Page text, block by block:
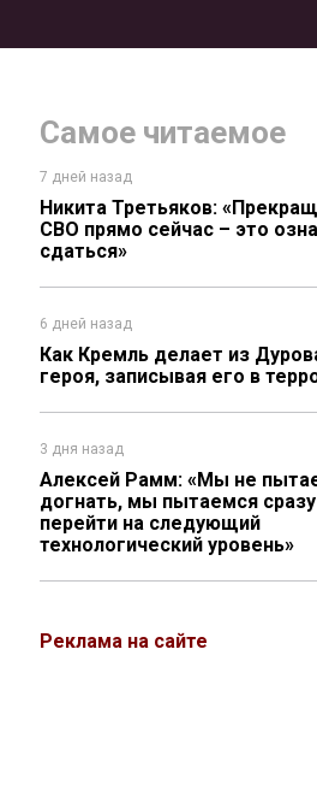
Самое читаемое
7 дней назад
Никита Третьяков:
СВО прямо сейчас – это
сдаться»
6 дней назад
Как Кремль делает из
героя, записывая его в
3 дня назад
Алексей Рамм: «Мы не
догнать, мы пытаемся сразу
перейти на следующий
технологический уровень»
Реклама на сайте